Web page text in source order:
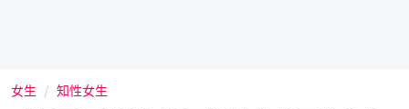
女生 知性女生